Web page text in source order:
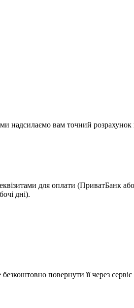
надсилаємо вам точний розрахунок
для оплати (ПриватБанк
дні).
повернути її через